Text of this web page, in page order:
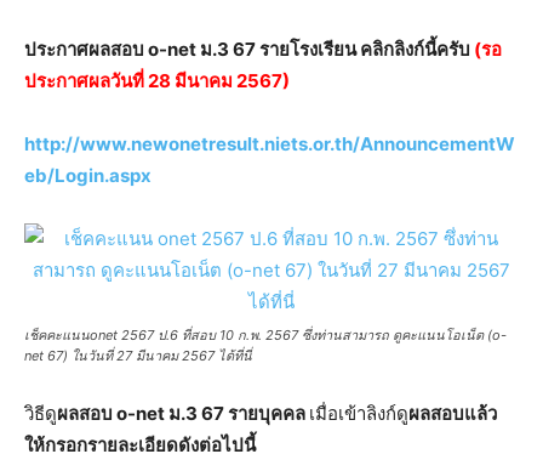
ประกาศผลสอบ o-net ม.3 67 รายโรงเรียน คลิกลิงก์นี้ครับ (รอ
ประกาศผลวันที่ 28 มีนาคม 2567)
http://www.newonetresult.niets.or.th/AnnouncementW
eb/Login.aspx
เช็คคะแนนonet 2567 ป.6 ที่สอบ 10 ก.พ. 2567 ซึ่งท่านสามารถ ดูคะแนนโอเน็ต (o-
net 67) ในวันที่ 27 มีนาคม 2567 ได้ที่นี่
วิธีดูผลสอบ o-net ม.3 67 รายบุคคล เมื่อเข้าลิงก์ดูผลสอบแล้ว
ให้กรอกรายละเอียดดังต่อไปนี้